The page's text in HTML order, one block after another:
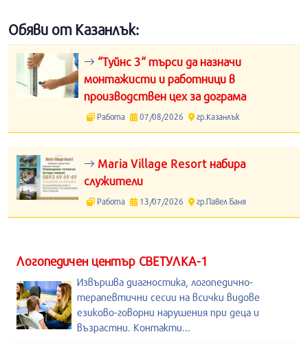
Обяви от Казанлък:
“Туйнс 3“ търси да назначи
монтажисти и работници в
производствен цех за дограма
Работа 07/08/2026 гр.Казанлък
Maria Village Resort набира
служители
Работа 13/07/2026 гр.Павел Баня
Логопедичен център СВЕТУЛКА-1
Извършва диагностика, логопедично-
терапевтични сесии на всички видове
езиково-говорни нарушения при деца и
възрастни. Контакти...